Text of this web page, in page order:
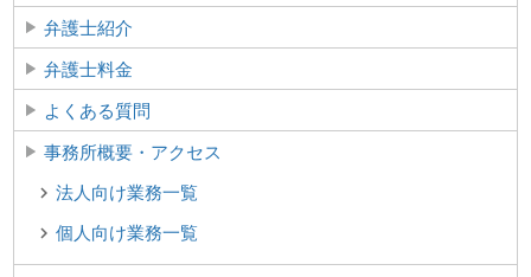
弁護士紹介
弁護士料金
よくある質問
事務所概要・アクセス
法人向け業務一覧
個人向け業務一覧